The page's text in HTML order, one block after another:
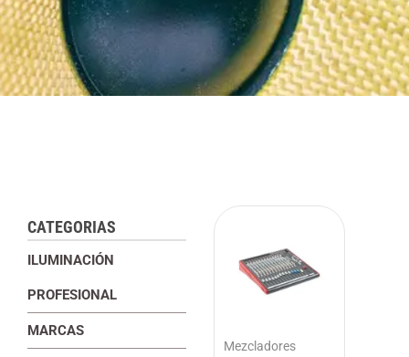
CATEGORIAS
ILUMINACIÓN
PROFESIONAL
MARCAS
Mezcladores